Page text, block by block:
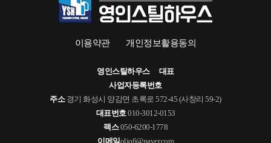
이용약관 개인정보활용동의
영인스틸하우스
대표
사업자등록번호
주소경기 화성시 양감면 초록로 572-45 (사창리 59-2)
대표번호010-3012-0153
팩스050-6200-1778
이메일 oljo6@naver.com